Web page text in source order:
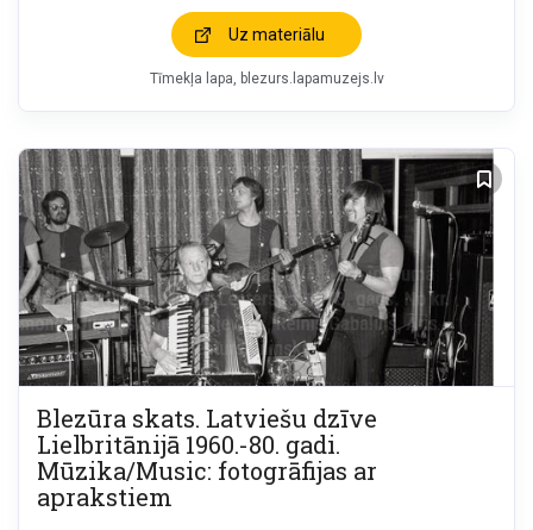
Uz materiālu
Tīmekļa lapa blezurs.lapamuzejs.lv
Blezūra skats. Latviešu dzīve
Lielbritānijā 1960.-80. gadi.
Mūzika/Music: fotogrāfijas ar
aprakstiem